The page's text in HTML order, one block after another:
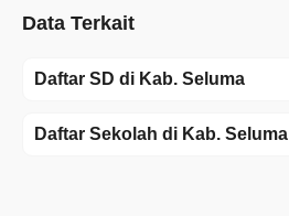
Data Terkait
Daftar SD di Kab. Seluma
Daftar Sekolah di Kab. Seluma